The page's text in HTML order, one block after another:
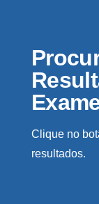
Clique no
resultados.